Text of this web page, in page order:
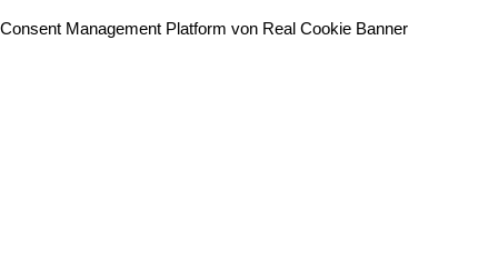
e
Consent Management Platform von Real Cookie Banner